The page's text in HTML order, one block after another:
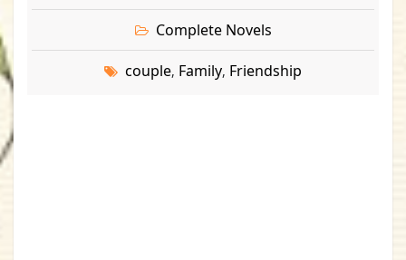
Complete Novels
couple, Family, Friendship